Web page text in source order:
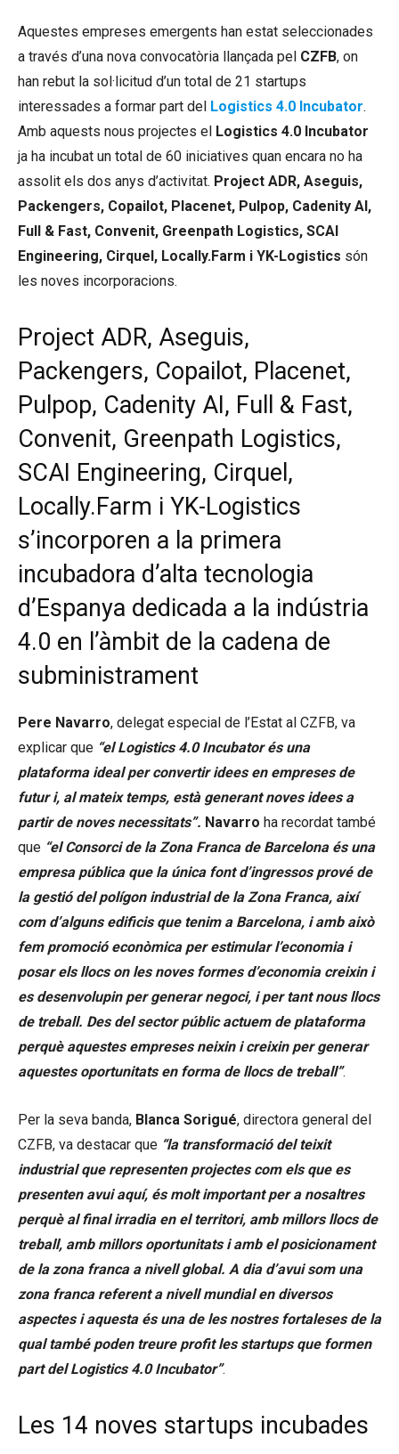
Aquestes empreses emergents han estat seleccionades
a través d’una nova convocatòria llançada pel CZFB, on
han rebut la sol·licitud d’un total de 21 startups
interessades a formar part del Logistics 4.0 Incubator.
Amb aquests nous projectes el Logistics 4.0 Incubator
ja ha incubat un total de 60 iniciatives quan encara no ha
assolit els dos anys d’activitat. Project ADR, Aseguis,
Packengers, Copailot, Placenet, Pulpop, Cadenity AI,
Full & Fast, Convenit, Greenpath Logistics, SCAI
Engineering, Cirquel, Locally.Farm i YK-Logistics són
les noves incorporacions.
Project ADR, Aseguis,
Packengers, Copailot, Placenet,
Pulpop, Cadenity AI, Full & Fast,
Convenit, Greenpath Logistics,
SCAI Engineering, Cirquel,
Locally.Farm i YK-Logistics
s’incorporen a la primera
incubadora d’alta tecnologia
d’Espanya dedicada a la indústria
4.0 en l’àmbit de la cadena de
subministrament
Pere Navarro, delegat especial de l’Estat al CZFB, va
explicar que “el Logistics 4.0 Incubator és una
plataforma ideal per convertir idees en empreses de
futur i, al mateix temps, està generant noves idees a
partir de noves necessitats”. Navarro ha recordat també
que “el Consorci de la Zona Franca de Barcelona és una
empresa pública que la única font d’ingressos prové de
la gestió del polígon industrial de la Zona Franca, així
com d’alguns edificis que tenim a Barcelona, i amb això
fem promoció econòmica per estimular l’economia i
posar els llocs on les noves formes d’economia creixin i
es desenvolupin per generar negoci, i per tant nous llocs
de treball. Des del sector públic actuem de plataforma
perquè aquestes empreses neixin i creixin per generar
aquestes oportunitats en forma de llocs de treball”.
Per la seva banda, Blanca Sorigué, directora general del
CZFB, va destacar que “la transformació del teixit
industrial que representen projectes com els que es
presenten avui aquí, és molt important per a nosaltres
perquè al final irradia en el territori, amb millors llocs de
treball, amb millors oportunitats i amb el posicionament
de la zona franca a nivell global. A dia d’avui som una
zona franca referent a nivell mundial en diversos
aspectes i aquesta és una de les nostres fortaleses de la
qual també poden treure profit les startups que formen
part del Logistics 4.0 Incubator”.
Les 14 noves startups incubades